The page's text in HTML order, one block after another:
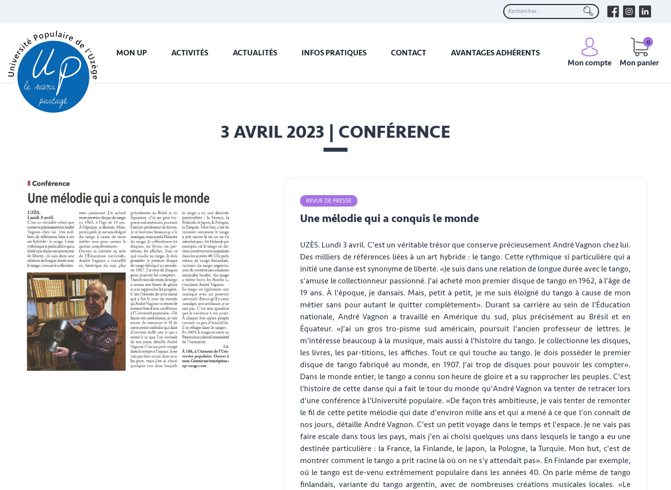
MON UP ACTIVITÉS ACTUALITÉS INFOS PRATIQUES CONTACT
AVANTAGES ADHÉRENTS
Mon compte
Mon panier
0
3 AVRIL 2023 | CONFÉRENCE
REVUE DE PRESSE
Une mélodie qui a conquis le monde
UZÈS. Lundi 3 avril. C'est un véritable trésor que conserve précieusement André Vagnon chez lui.
Des milliers de références liées à un art hybride : le tango. Cette rythmique si particulière qui a
initié une danse est synonyme de liberté. «Je suis dans une relation de longue durée avec le tango,
s'amuse le collectionneur passionné. J'ai acheté mon premier disque de tango en 1962, à l'âge de
19 ans. À l'époque, je dansais. Mais, petit à petit, je me suis éloigné du tango à cause de mon
métier sans pour autant le quitter complètement». Durant sa carrière au sein de l'Éducation
nationale, André Vagnon a travaillé en Amérique du sud, plus précisément au Brésil et en
Équateur. «J'ai un gros tro-pisme sud américain, poursuit l'ancien professeur de lettres. Je
m'intéresse beaucoup à la musique, mais aussi à l'histoire du tango. Je collectionne les disques,
les livres, les par-titions, les affiches. Tout ce qui touche au tango. Je dois posséder le premier
disque de tango fabriqué au monde, en 1907. J'ai trop de disques pour pouvoir les compter».
Dans le monde entier, le tango a connu son heure de gloire et a su rapprocher les peuples. C'est
l'histoire de cette danse qui a fait le tour du monde qu'André Vagnon va tenter de retracer lors
d'une conférence à l'Université populaire. «De façon très ambitieuse, je vais tenter de remonter
le fil de cette petite mélodie qui date d'environ mille ans et qui a mené à ce que l'on connaît de
nos jours, détaille André Vagnon. C'est un petit voyage dans le temps et l'espace. Je ne vais pas
faire escale dans tous les pays, mais j'en ai choisi quelques uns dans lesquels le tango a eu une
destinée particulière : la France, la Finlande, le Japon, la Pologne, la Turquie. Mon but, c'est de
montrer comment le tango a prit racine là où on ne s'y attendait pas». En Finlande par exemple,
où le tango est de-venu extrêmement populaire dans les années 40. On parle même de tango
finlandais, variante du tango argentin, avec de nombreuses créations musicales locales. «Le